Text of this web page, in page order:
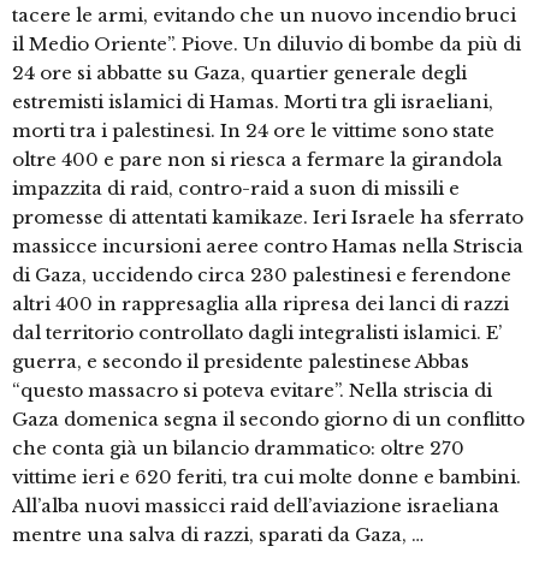
tacere le armi, evitando che un nuovo incendio bruci
il Medio Oriente”. Piove. Un diluvio di bombe da più di
24 ore si abbatte su Gaza, quartier generale degli
estremisti islamici di Hamas. Morti tra gli israeliani,
morti tra i palestinesi. In 24 ore le vittime sono state
oltre 400 e pare non si riesca a fermare la girandola
impazzita di raid, contro-raid a suon di missili e
promesse di attentati kamikaze. Ieri Israele ha sferrato
massicce incursioni aeree contro Hamas nella Striscia
di Gaza, uccidendo circa 230 palestinesi e ferendone
altri 400 in rappresaglia alla ripresa dei lanci di razzi
dal territorio controllato dagli integralisti islamici. E’
guerra, e secondo il presidente palestinese Abbas
“questo massacro si poteva evitare”. Nella striscia di
Gaza domenica segna il secondo giorno di un conflitto
che conta già un bilancio drammatico: oltre 270
vittime ieri e 620 feriti, tra cui molte donne e bambini.
All’alba nuovi massicci raid dell’aviazione israeliana
mentre una salva di razzi, sparati da Gaza, …